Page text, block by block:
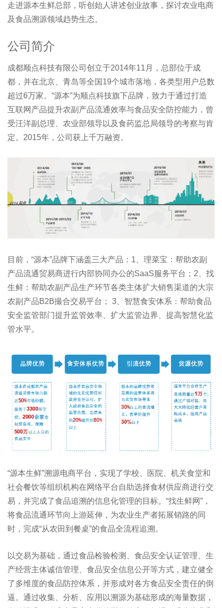
走进源本生鲜总部，听创始人讲述创业故事，探讨农业电商
及食品溯源领域趋势生态。
公司简介
成都顺点科技有限公司创立于2014年11月，总部位于成
都，并在北京、青岛等全国19个城市落地，各类型用户总数
超过6万家。“源本”为顺点科技旗下品牌，致力于通过打造
互联网产品提升农副产品流通效率与食品安全防控能力，曾
受汪洋副总理、农业部领导以及食药监总局领导的考察与肯
定。2015年，公司获上千万融资。
目前，“源本”品牌下涵盖三大产品：1、理菜宝：帮助农副
产品流通贸易商进行内部协同办公的SaaS服务平台；2、找
生鲜：帮助农副产品生产环节各类主体扩大销售渠道的大宗
农副产品B2B撮合交易平台； 3、智慧食安体系：帮助食品
安全监管部门提升监管效率、扩大监管边界、提高智慧化监
管水平。
“源本生鲜”溯源电商平台，实现了学校、医院、机关食堂和
社会餐饮等组织机构在网络平台自助选择食材供应商进行交
易，并完成了食品追溯的信息化管理的目标。“找生鲜网”，
将食品流通环节向上游延伸，为农业生产者拓展销路的同
时，完成“从农田到餐桌”的食品全流程追溯。
以交易为基础，通过食品检验检测、食品安全认证管理、生
产经营主体诚信管理、食品安全信息公开等方式，建立健全
了多维度的食品防控体系，并形成对各方食品安全责任的倒
逼。通过收集、分析、应用以溯源为基础形成的海量数据，